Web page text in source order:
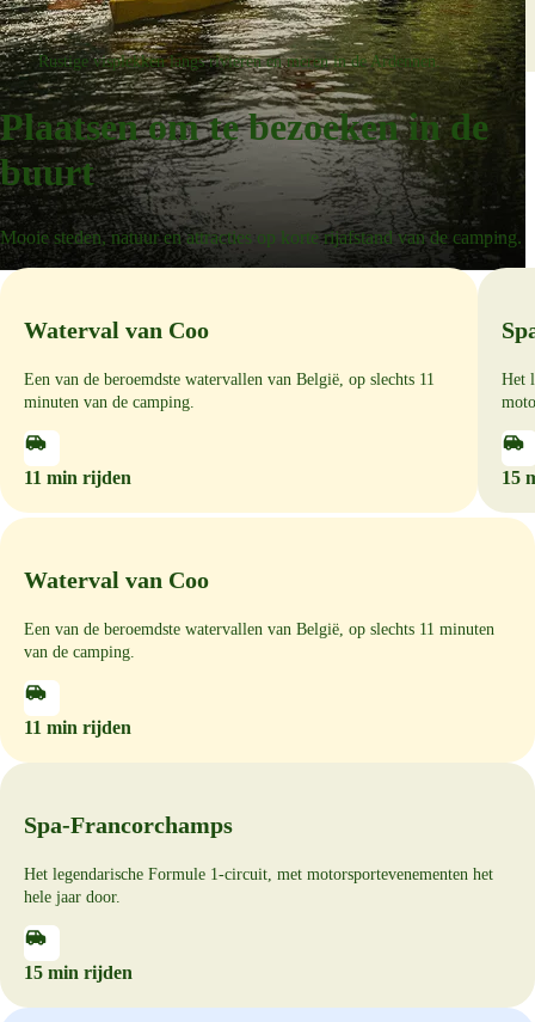
Vissen
Rustige visplekken langs rivieren en meren in de Ardennen.
Kajakken op de Amblève
Geniet van kajakken op de prachtige Amblève-rivier in de buurt.
Plaatsen om te bezoeken in de
buurt
Mooie steden, natuur en attracties op korte rijafstand van de camping.
Waterval van Coo
Een van de beroemdste watervallen van België, op slechts 11
minuten van de camping.
11 min rijden
Het
15
Waterval van Coo
Een van de beroemdste watervallen van België, op slechts 11 minuten
van de camping.
11 min rijden
Spa-Francorchamps
Het legendarische Formule 1-circuit, met motorsportevenementen het
hele jaar door.
15 min rijden